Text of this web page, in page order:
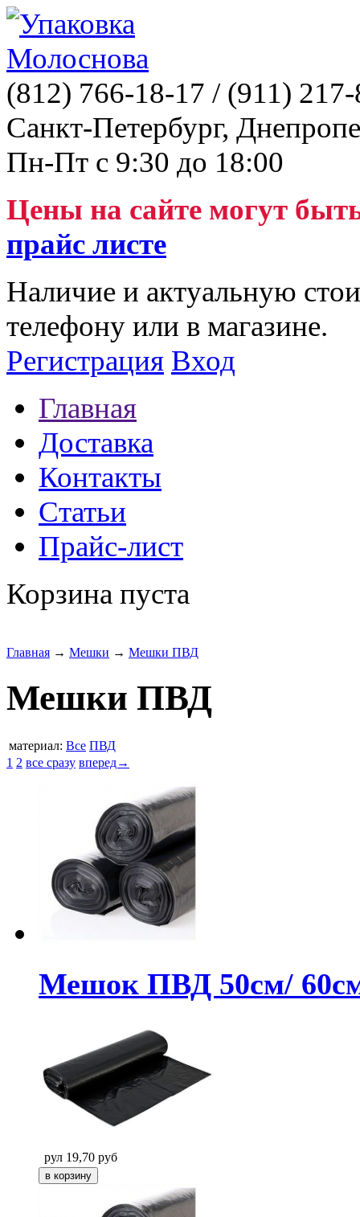
(812) 766-18-17 / (911)
Санкт-Петербург,
Пн-Пт с 9:30 до 18:00
Цены на сайте могут
прайс листе
Наличие и актуальную
телефону или в магазине.
Регистрация Вход
Главная
Доставка
Контакты
Статьи
Прайс-лист
Корзина пуста
Главная → Мешки → Мешки ПВД
Мешки ПВД
материал: Все ПВД
1 2 все сразу вперед→
Мешок ПВД 50см/
рул 19,70 руб